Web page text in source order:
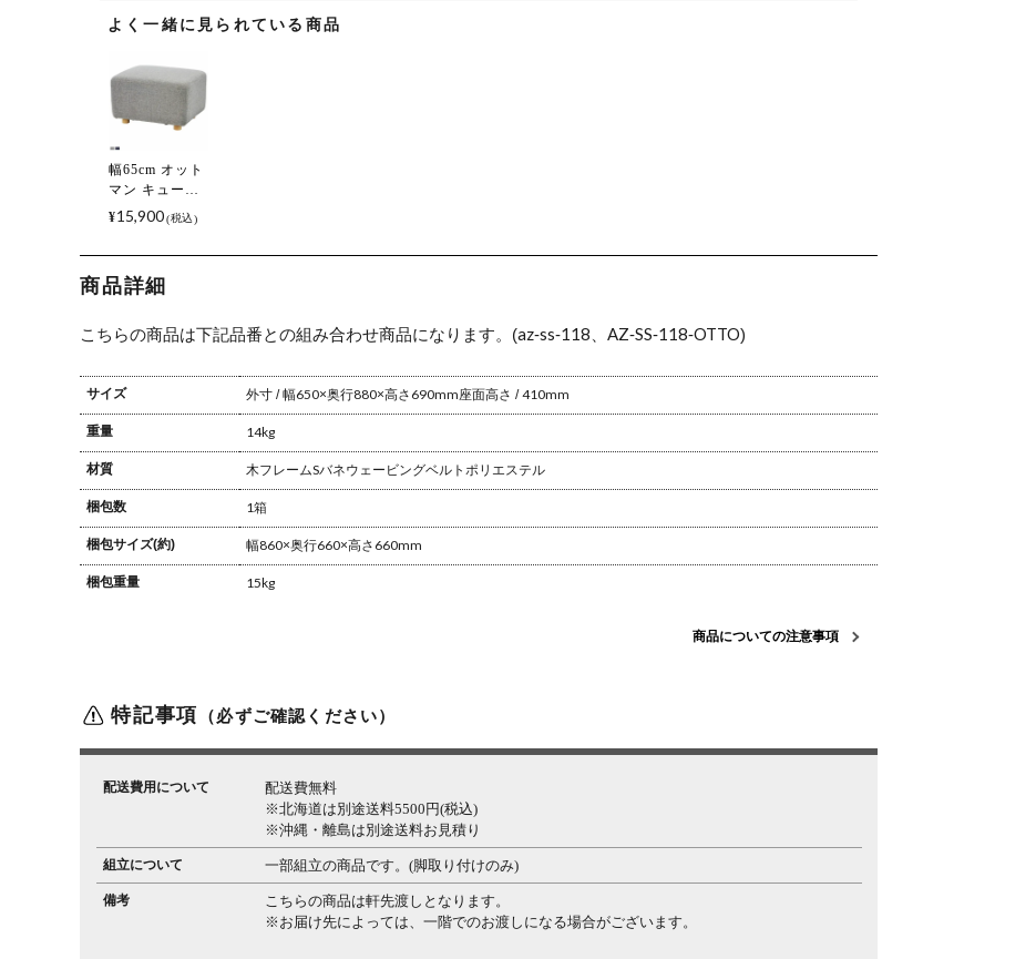
よく一緒に見られている商品
幅65cm オット
マン キューブ
シリーズ 組替
えソファ ロー
プル 北欧 モダ
ビー
¥15,900 税込
商品詳細
こちらの商品は下記品番との組み合わせ商品になります。 (az-ss-118、AZ-SS-118-OTTO)
サイズ 外寸 / 幅650×奥行880×高さ690mm座面高さ / 410mm
重量 14kg
材質 木フレームSバネウェービングベルト ポリエステル
梱包数 1箱
梱包サイズ(約) 幅860×奥行660×高さ660mm
梱包重量 15kg
商品についての注意事項
特記事項 （必ずご確認ください）
配送費用について
配送費無料
※北海道は別途送料5500円(税込)
※沖縄・離島は別途送料お見積り
組立について 一部組立の商品です。(脚取り付けのみ)
備考
こちらの商品は軒先渡しとなります。
※お届け先によっては、一階でのお渡しになる場合がございます。